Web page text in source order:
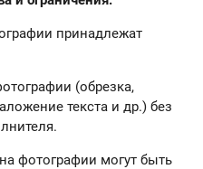
принадлежат
(обрезка,
текста и др.) без
фотографии могут быть